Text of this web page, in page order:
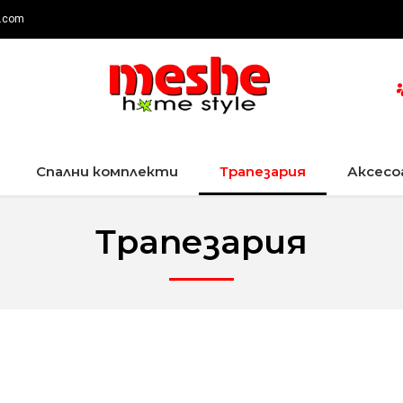
Спални комплекти Трапезария
Трапезария